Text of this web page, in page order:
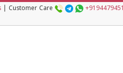
Customer Care